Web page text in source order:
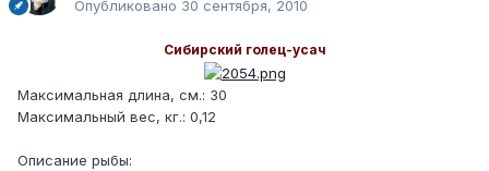
Опубликовано 30 сентября, 2010
Сибирский голец-усач
Максимальная длина, см.: 30
Максимальный вес, кг.: 0,12
Описание рыбы: